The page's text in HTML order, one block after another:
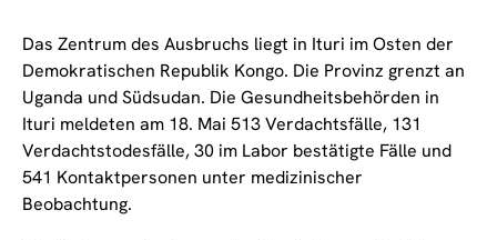
Das Zentrum des Ausbruchs liegt in Ituri im Osten der
Demokratischen Republik Kongo. Die Provinz grenzt an
Uganda und Südsudan. Die Gesundheitsbehörden in
Ituri meldeten am 18. Mai 513 Verdachtsfälle, 131
Verdachtstodesfälle, 30 im Labor bestätigte Fälle und
541 Kontaktpersonen unter medizinischer
Beobachtung.